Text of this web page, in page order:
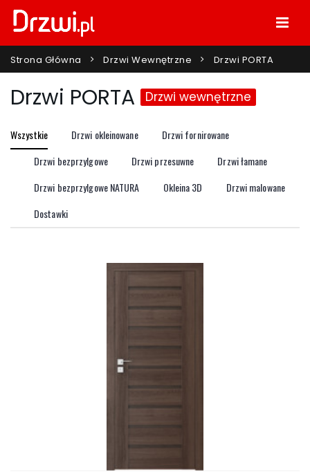
Strona Główna Drzwi Wewnętrzne Drzwi PORTA
Drzwi PORTA Drzwi wewnętrzne
Wszystkie Drzwi okleinowane
Drzwi fornirowane
Drzwi bezprzylgowe
Drzwi przesuwne
Drzwi łamane
Drzwi bezprzylgowe NATURA
Okleina 3D
Drzwi malowane
Dostawki